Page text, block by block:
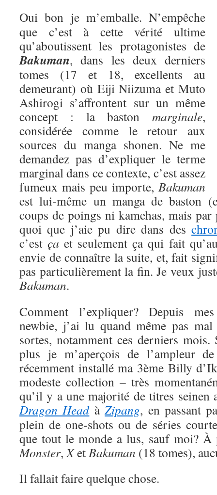
Oui bon je m’emballe. N’empêche
que c’est à cette vérité ultime
qu’aboutissent les protagonistes de
Bakuman, dans les deux derniers
tomes (17 et 18, excellents au
demeurant) où Eiji Niizuma et Muto
Ashirogi s’affrontent sur un même
concept : la baston marginale,
considérée comme le retour aux
sources du manga shonen. Ne me
demandez pas d’expliquer le terme
marginal dans ce contexte, c’est assez
fumeux mais peu importe, Bakuman
est lui-même un manga de baston
coups de poings ni kamehas, mais
quoi que j’aie pu dire dans des
c’estça et seulement ça qui fait
envie de connaître la suite, et, fait
pas particulièrement la fin. Je veux
Bakuman.
Comment l’expliquer? Depuis
newbie, j’ai lu quand même pas
sortes, notamment ces derniers
plus je m’aperçois de l’ampleur
récemment installé ma 3ème Billy
modeste collection – très
qu’il y a une majorité de titres seinen
Dragon HeadàZipang, en passant
plein de one-shots ou de séries
que tout le monde a lus, sauf moi?
Monster,XetBakuman (18 tomes),
Il fallait faire quelque chose.